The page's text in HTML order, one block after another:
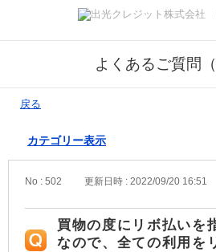
よくあるご質問（
戻る
カテゴリー表示
No : 502 更新日時 : 2022/09/20 16:51
買物の度にリボ払いを
なので、全ての利用を